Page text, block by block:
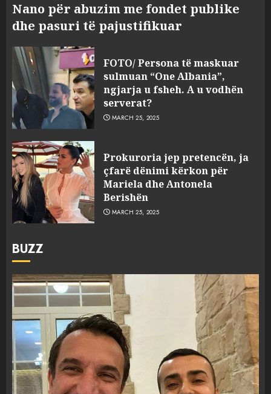
Nano për abuzim me fondet publike
dhe pasuri të pajustifikuar
FOTO/ Persona të maskuar
sulmuan “One Albania”,
ngjarja u fsheh. A u vodhën
serverat?
MARCH 25, 2025
Prokuroria jep pretencën, ja
çfarë dënimi kërkon për
Mariela dhe Antonela
Berishën
MARCH 25, 2025
BUZZ